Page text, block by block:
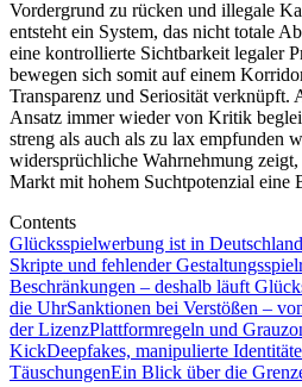
Vordergrund zu rücken und illegale
entsteht ein System, das nicht totale
eine kontrollierte Sichtbarkeit legaler
bewegen sich somit auf einem
Transparenz und Seriosität verknüpft.
Ansatz immer wieder von Kritik
streng als auch als zu lax empfunden
widersprüchliche Wahrnehmung
Markt mit hohem Suchtpotenzial eine
Contents
Glücksspielwerbung ist in
Skripte und fehlender
Beschränkungen – deshalb läuft
die UhrSanktionen bei Verstößen –
der LizenzPlattformregeln und
KickDeepfakes, manipulierte
TäuschungenEin Blick über die